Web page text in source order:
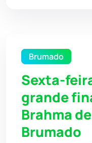
Brumado
Sexta-
grande
Brahma
Brumado